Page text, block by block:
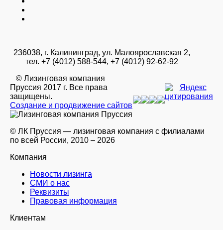
236038, г. Калининград, ул. Малоярославская 2,
тел. +7 (4012) 588-544, +7 (4012) 92-62-92
© Лизинговая компания
Пруссия 2017 г. Все права
защищены.
Создание и продвижение сайтов
© ЛК Пруссия — лизинговая компания с филиалами
по всей России, 2010 – 2026
Компания
Новости лизинга
СМИ о нас
Реквизиты
Правовая информация
Клиентам